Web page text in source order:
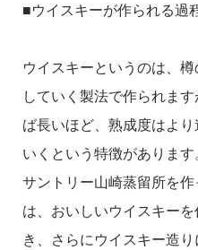
■ウイスキーが作られる過
ウイスキーというのは、
していく製法で作られま
ば長いほど、熟成度はよ
いくという特徴があります
サントリー山崎蒸留所を
は、おいしいウイスキー
き、さらにウイスキー造